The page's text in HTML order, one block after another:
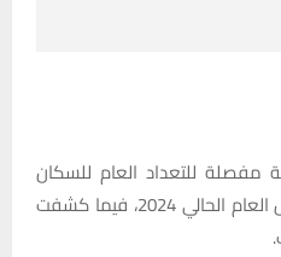
للتعداد العام للسكان
والمساكن المؤمل تنفيذه خلال العام الحالي 2024، فيما كشفت